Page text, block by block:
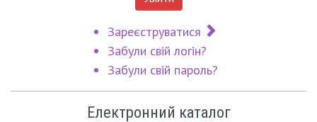
Зареєструватися
Забули свій логін?
Забули свій пароль?
Електронний каталог